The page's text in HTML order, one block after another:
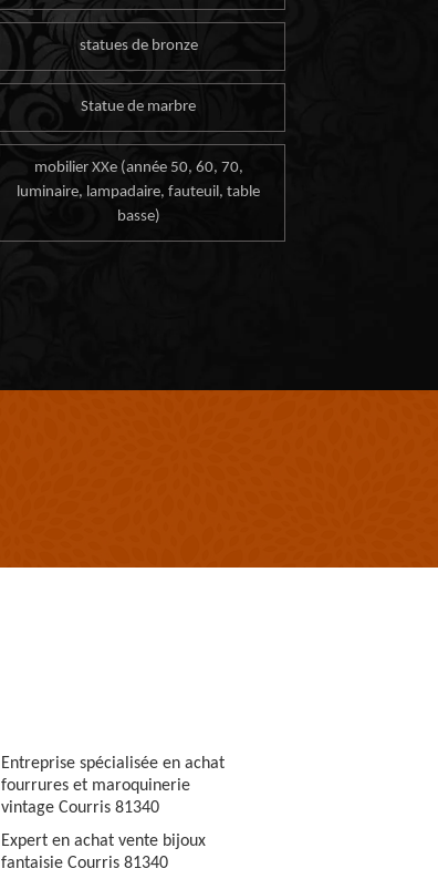
statues de bronze
Statue de marbre
mobilier XXe (année 50, 60, 70,
luminaire, lampadaire, fauteuil, table
basse)
Entreprise spécialisée en achat
fourrures et maroquinerie
vintage Courris 81340
Expert en achat vente bijoux
fantaisie Courris 81340